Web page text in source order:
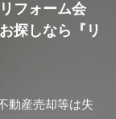
フォーム会
探しなら『リ
動産売却等は失